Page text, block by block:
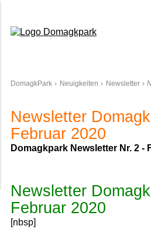
DomagkPark Neuigkeiten Newsletter
Newsletter
Februar 2020
Domagkpark Newsletter Nr. 2 -
Newsletter
Februar 2020
[nbsp]